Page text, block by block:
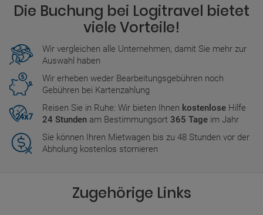
Die Buchung bei Logitravel bietet
viele Vorteile!
Wir vergleichen alle Unternehmen, damit Sie mehr zur
Auswahl haben
Wir erheben weder Bearbeitungsgebühren noch
Gebühren bei Kartenzahlung
Reisen Sie in Ruhe: Wir bieten Ihnen kostenlose Hilfe
24 Stunden am Bestimmungsort 365 Tage im Jahr
Sie können Ihren Mietwagen bis zu 48 Stunden vor der
Abholung kostenlos stornieren
Zugehörige Links